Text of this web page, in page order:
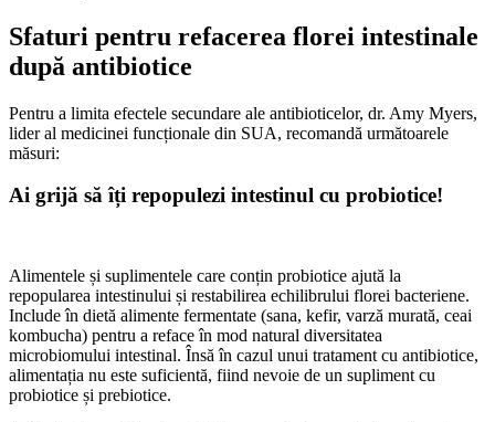
Sfaturi pentru refacerea florei intestinale
după antibiotice
Pentru a limita efectele secundare ale antibioticelor, dr. Amy Myers,
lider al medicinei funcționale din SUA, recomandă următoarele
măsuri:
Ai grijă să îți repopulezi intestinul cu probiotice!
Alimentele și suplimentele care conțin probiotice ajută la
repopularea intestinului și restabilirea echilibrului florei bacteriene.
Include în dietă alimente fermentate (sana, kefir, varză murată, ceai
kombucha) pentru a reface în mod natural diversitatea
microbiomului intestinal. Însă în cazul unui tratament cu antibiotice,
alimentația nu este suficientă, fiind nevoie de un supliment cu
probiotice și prebiotice.